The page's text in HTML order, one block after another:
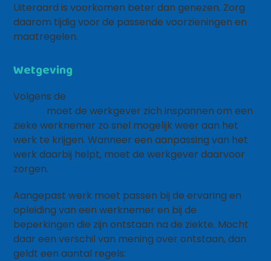
Uiteraard is voorkomen beter dan genezen. Zorg
daarom tijdig voor de passende voorzieningen en
maatregelen.
Wetgeving
Volgens de
moet de werkgever zich inspannen om een
zieke werknemer zo snel mogelijk weer aan het
werk te krijgen. Wanneer een aanpassing van het
werk daarbij helpt, moet de werkgever daarvoor
zorgen.
Aangepast werk moet passen bij de ervaring en
opleiding van een werknemer en bij de
beperkingen die zijn ontstaan na de ziekte. Mocht
daar een verschil van mening over ontstaan, dan
geldt een aantal regels: